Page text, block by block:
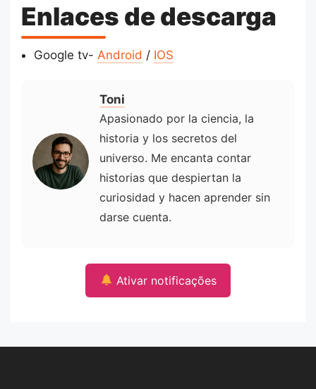
Enlaces de descarga
Google tv- Android / IOS
Toni
Apasionado por la ciencia, la
historia y los secretos del
universo. Me encanta contar
historias que despiertan la
curiosidad y hacen aprender sin
darse cuenta.
Ativar notificações